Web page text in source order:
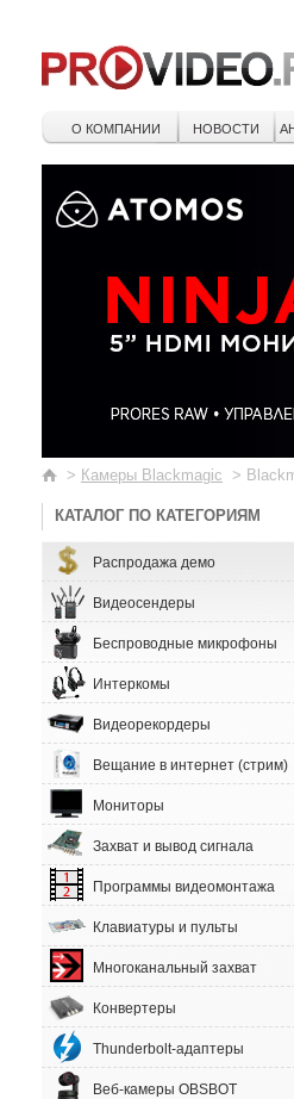
О КОМПАНИИ НОВОСТИ
> Камеры Blackmagic >
КАТАЛОГ ПО КАТЕГОРИЯМ
Распродажа демо
Видеосендеры
Беспроводные микрофоны
Интеркомы
Видеорекордеры
Вещание в интернет (стрим)
Мониторы
Захват и вывод сигнала
Программы видеомонтажа
Клавиатуры и пульты
Многоканальный захват
Конвертеры
Thunderbolt-адаптеры
Веб-камеры OBSBOT